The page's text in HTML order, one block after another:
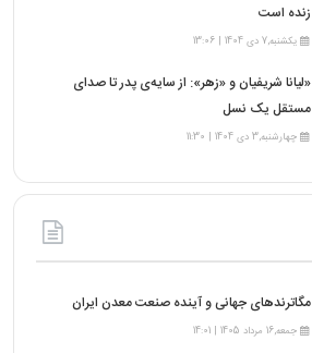
زنده است
یکشنبه,7 دی 1404 | 13:06
«لیانا شریفیان و «زهر»: از سایه‌ی پدر تا صدای
مستقل یک نسل
چهارشنبه,3 دی 1404 | 11:30
مگاترندهای جهانی و آینده صنعت معدن ایران
جمعه,16 مرداد 1405 | 14:01